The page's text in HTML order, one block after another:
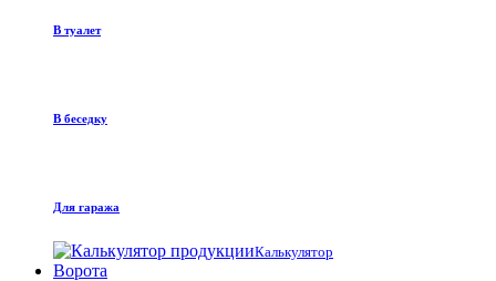
В туалет
В беседку
Для гаража
Калькулятор
Ворота